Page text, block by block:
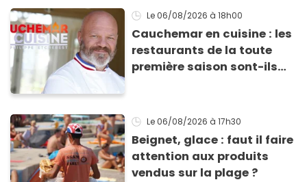
ne fondent !
Le 06/08/2026 à 18h00
Cauchemar en cuisine : les
restaurants de la toute
première saison sont-ils
Le 06/08/2026 à 17h30
Beignet, glace : faut il faire
attention aux produits
vendus sur la plage ?